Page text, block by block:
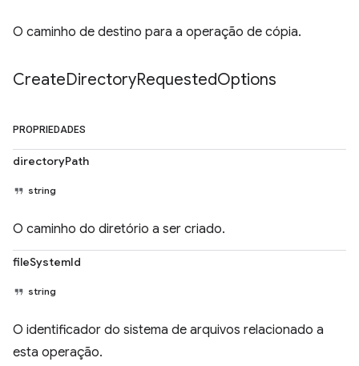
O caminho de destino para a operação de cópia.
CreateDirectoryRequestedOptions
PROPRIEDADES
directoryPath
string
O caminho do diretório a ser criado.
fileSystemId
string
O identificador do sistema de arquivos relacionado a
esta operação.